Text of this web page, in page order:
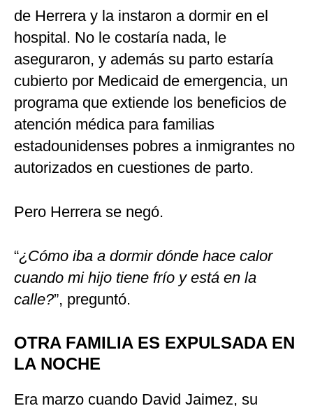
de Herrera y la instaron a dormir en el
hospital. No le costaría nada, le
aseguraron, y además su parto estaría
cubierto por Medicaid de emergencia, un
programa que extiende los beneficios de
atención médica para familias
estadounidenses pobres a inmigrantes no
autorizados en cuestiones de parto.
Pero Herrera se negó.
“¿Cómo iba a dormir dónde hace calor
cuando mi hijo tiene frío y está en la
calle?”, preguntó.
OTRA FAMILIA ES EXPULSADA EN
LA NOCHE
Era marzo cuando David Jaimez, su